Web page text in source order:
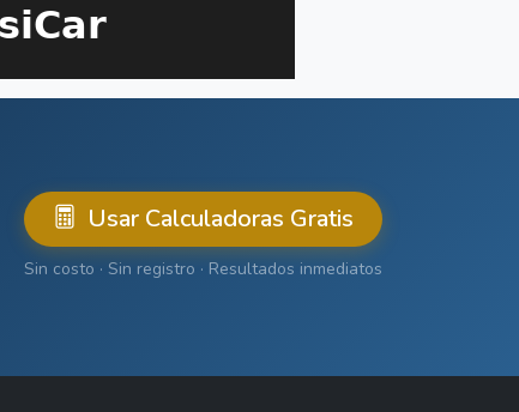
Usar Calculadoras Gratis
Sin costo · Sin registro · Resultados inmediatos